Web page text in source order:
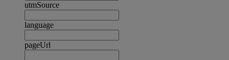
utmSource
language
pageUrl